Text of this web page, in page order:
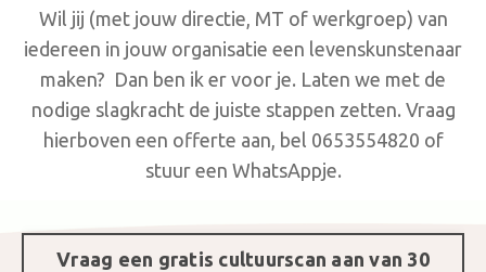
Wil jij (met jouw directie, MT of werkgroep) van
iedereen in jouw organisatie een levenskunstenaar
maken? Dan ben ik er voor je. Laten we met de
nodige slagkracht de juiste stappen zetten. Vraag
hierboven een offerte aan, bel 0653554820 of
stuur een WhatsAppje.
Vraag een gratis cultuurscan aan van 30